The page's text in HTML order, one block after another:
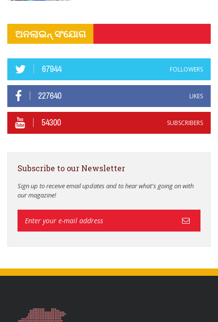
ଅନଲାଇନ୍ ସଂଯୋଗ
67944 FOLLOWERS
227640 LIKES
54300 SUBSCRIBERS
Subscribe to our Newsletter
Sign up to receive email updates and to hear what's going on with
our magazine!